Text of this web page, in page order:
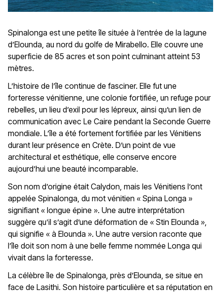
Spinalonga est une petite île située à l’entrée de la lagune
d’Elounda, au nord du golfe de Mirabello. Elle couvre une
superficie de 85 acres et son point culminant atteint 53
mètres.
L’histoire de l’île continue de fasciner. Elle fut une
forteresse vénitienne, une colonie fortifiée, un refuge pour
rebelles, un lieu d’exil pour les lépreux, ainsi qu’un lien de
communication avec Le Caire pendant la Seconde Guerre
mondiale. L’île a été fortement fortifiée par les Vénitiens
durant leur présence en Crète. D’un point de vue
architectural et esthétique, elle conserve encore
aujourd’hui une beauté incomparable.
Son nom d’origine était Calydon, mais les Vénitiens l’ont
appelée Spinalonga, du mot vénitien « Spina Longa »
signifiant « longue épine ». Une autre interprétation
suggère qu’il s’agit d’une déformation de « Stin Elounda »,
qui signifie « à Elounda ». Une autre version raconte que
l’île doit son nom à une belle femme nommée Longa qui
vivait dans la forteresse.
La célèbre île de Spinalonga, près d’Elounda, se situe en
face de Lasithi. Son histoire particulière et sa réputation en